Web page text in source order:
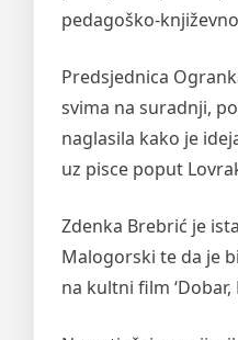
pedagoško-
Predsjednica
svima na suradnji,
naglasila kako je
uz pisce poput
Zdenka Brebrić je
Malogorski te da je
na kultni film